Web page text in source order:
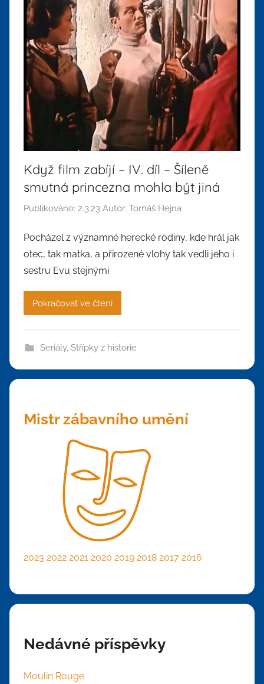
Když film zabíjí – IV. díl – Šíleně
smutná princezna mohla být jiná
Publikováno: 2.3.23 Autor: Tomáš Hejna
Pocházel z významné herecké rodiny, kde hrál jak
otec, tak matka, a přirozené vlohy tak vedli jeho i
sestru Evu stejnými
Pokračovat ve čtení
Seriály, Střípky z historie
Mistr zábavního umění
2023 2022 2021 2020 2019 2018 2017 2016
Nedávné příspěvky
Moulin Rouge